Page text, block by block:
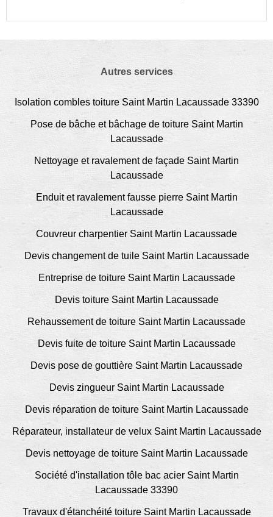
Autres services
Isolation combles toiture Saint Martin Lacaussade 33390
Pose de bâche et bâchage de toiture Saint Martin
Lacaussade
Nettoyage et ravalement de façade Saint Martin
Lacaussade
Enduit et ravalement fausse pierre Saint Martin
Lacaussade
Couvreur charpentier Saint Martin Lacaussade
Devis changement de tuile Saint Martin Lacaussade
Entreprise de toiture Saint Martin Lacaussade
Devis toiture Saint Martin Lacaussade
Rehaussement de toiture Saint Martin Lacaussade
Devis fuite de toiture Saint Martin Lacaussade
Devis pose de gouttière Saint Martin Lacaussade
Devis zingueur Saint Martin Lacaussade
Devis réparation de toiture Saint Martin Lacaussade
Réparateur, installateur de velux Saint Martin Lacaussade
Devis nettoyage de toiture Saint Martin Lacaussade
Société d'installation tôle bac acier Saint Martin
Lacaussade 33390
Travaux d'étanchéité toiture Saint Martin Lacaussade